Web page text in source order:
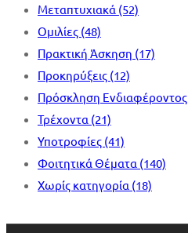
Μεταπτυχιακά (52)
Ομιλίες (48)
Πρακτική Άσκηση (17)
Προκηρύξεις (12)
Πρόσκληση Ενδιαφέροντος
Τρέχοντα (21)
Υποτροφίες (41)
Φοιτητικά Θέματα (140)
Χωρίς κατηγορία (18)